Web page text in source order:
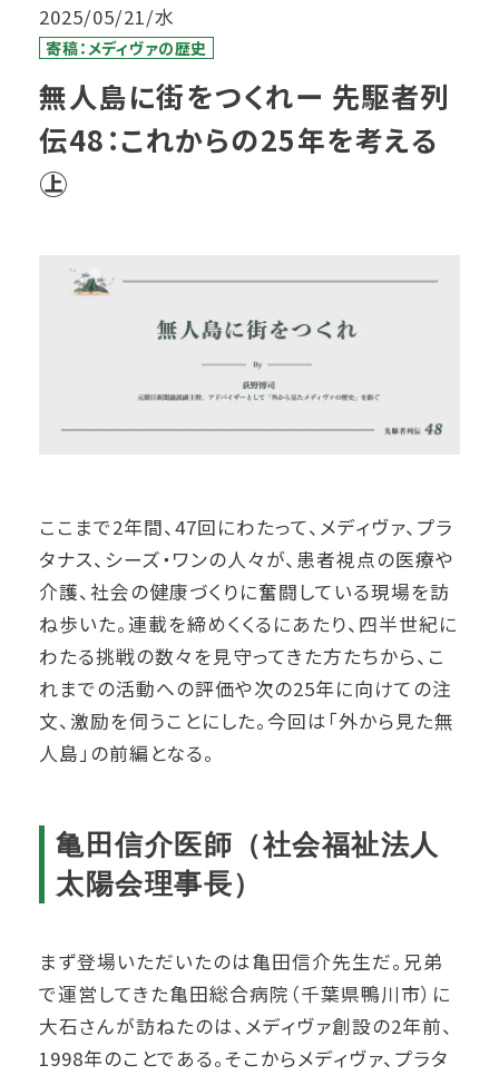
2025/05/21/水
寄稿：メディヴァの歴史
無人島に街をつくれー 先駆者列
伝48：これからの25年を考える
㊤
ここまで2年間、47回にわたって、メディヴァ、プラ
タナス、シーズ・ワンの人々が、患者視点の医療や
介護、社会の健康づくりに奮闘している現場を訪
ね歩いた。連載を締めくくるにあたり、四半世紀に
わたる挑戦の数々を見守ってきた方たちから、こ
れまでの活動への評価や次の25年に向けての注
文、激励を伺うことにした。今回は「外から見た無
人島」の前編となる。
亀田信介医師（社会福祉法人
太陽会理事長）
まず登場いただいたのは亀田信介先生だ。兄弟
で運営してきた亀田総合病院（千葉県鴨川市）に
大石さんが訪ねたのは、メディヴァ創設の2年前、
1998年のことである。そこからメディヴァ、プラタ